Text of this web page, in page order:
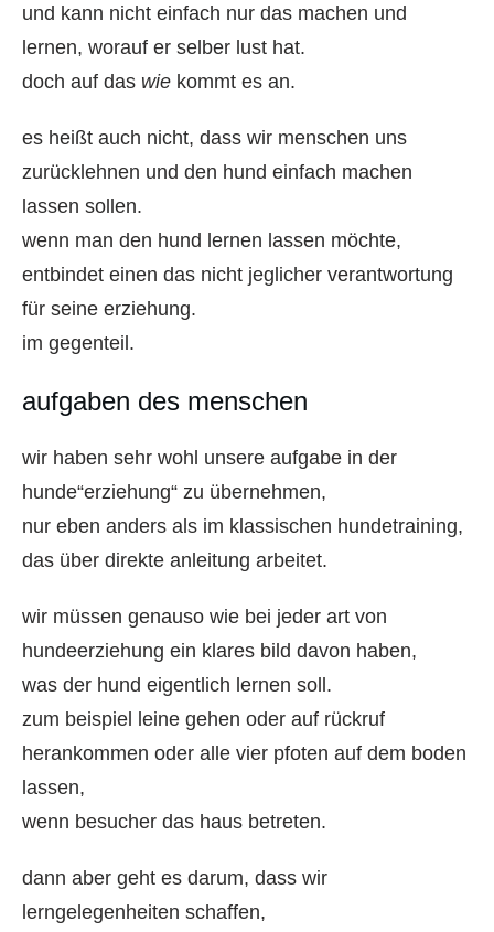
und kann nicht einfach nur das machen und
lernen, worauf er selber lust hat.
doch auf das wie kommt es an.
es heißt auch nicht, dass wir menschen uns
zurücklehnen und den hund einfach machen
lassen sollen.
wenn man den hund lernen lassen möchte,
entbindet einen das nicht jeglicher verantwortung
für seine erziehung.
im gegenteil.
aufgaben des menschen
wir haben sehr wohl unsere aufgabe in der
hunde“erziehung“ zu übernehmen,
nur eben anders als im klassischen hundetraining,
das über direkte anleitung arbeitet.
wir müssen genauso wie bei jeder art von
hundeerziehung ein klares bild davon haben,
was der hund eigentlich lernen soll.
zum beispiel leine gehen oder auf rückruf
herankommen oder alle vier pfoten auf dem boden
lassen,
wenn besucher das haus betreten.
dann aber geht es darum, dass wir
lerngelegenheiten schaffen,